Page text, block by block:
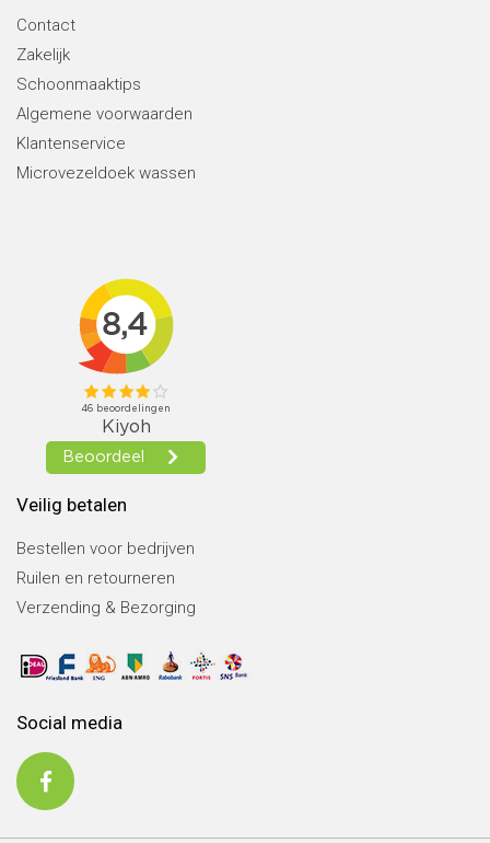
Contact
Zakelijk
Schoonmaaktips
Algemene voorwaarden
Klantenservice
Microvezeldoek wassen
Veilig betalen
Bestellen voor bedrijven
Ruilen en retourneren
Verzending & Bezorging
Social media